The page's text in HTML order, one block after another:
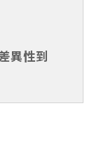
異性到